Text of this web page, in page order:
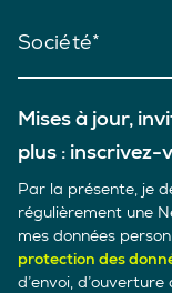
Société
Mises à jour,
plus : inscrivez-
Par la présente, je
régulièrement une
mes données
protection des
d’envoi,